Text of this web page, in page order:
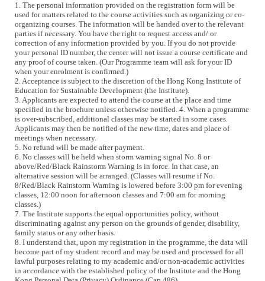
1. The personal information provided on the registration form will be
used for matters related to the course activities such as organizing or co-
organizing courses. The information will be handed over to the relevant
parties if necessary. You have the right to request access and/ or
correction of any information provided by you. If you do not provide
your personal ID number, the center will not issue a course certificate and
any proof of course taken. (Our Programme team will ask for your ID
when your enrolment is confirmed.)
2. Acceptance is subject to the discretion of the Hong Kong Institute of
Education for Sustainable Development (the Institute).
3. Applicants are expected to attend the course at the place and time
specified in the brochure unless otherwise notified. 4. When a programme
is over-subscribed, additional classes may be started in some cases.
Applicants may then be notified of the new time, dates and place of
meetings when necessary.
5. No refund will be made after payment.
6. No classes will be held when storm warning signal No. 8 or
above/Red/Black Rainstorm Warning is in force. In that case, an
alternative session will be arranged. (Classes will resume if No.
8/Red/Black Rainstorm Warning is lowered before 3:00 pm for evening
classes, 12:00 noon for afternoon classes and 7:00 am for morning
classes.)
7. The Institute supports the equal opportunities policy, without
discriminating against any person on the grounds of gender, disability,
family status or any other basis.
8. I understand that, upon my registration in the programme, the data will
become part of my student record and may be used and processed for all
lawful purposes relating to my academic and/or non-academic activities
in accordance with the established policy of the Institute and the Hong